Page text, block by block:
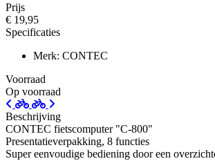
Prijs
€ 19,95
Specificaties
Merk: CONTEC
Voorraad
Op voorraad
Beschrijving
CONTEC fietscomputer "C-800"
Presentatieverpakking, 8 functies
Super eenvoudige bediening door een